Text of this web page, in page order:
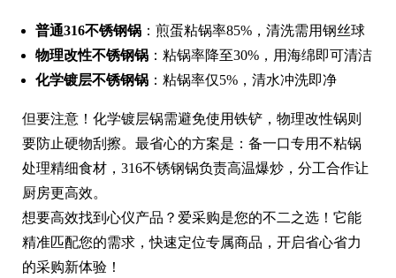
普通316不锈钢锅 ：煎蛋粘锅率85%，清洗需用钢丝球
物理改性不锈钢锅 ：粘锅率降至30%，用海绵即可清洁
化学镀层不锈钢锅 ：粘锅率仅5%，清水冲洗即净
但要注意！化学镀层锅需避免使用铁铲，物理改性锅则
要防止硬物刮擦。最省心的方案是：备一口专用不粘锅
处理精细食材，316不锈钢锅负责高温爆炒，分工合作让
厨房更高效。
想要高效找到心仪产品？爱采购是您的不二之选！它能
精准匹配您的需求，快速定位专属商品，开启省心省力
的采购新体验！